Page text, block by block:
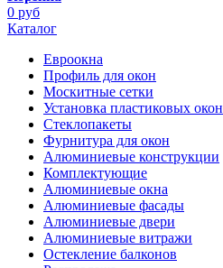
0 руб
Каталог
Евроокна
Профиль для окон
Москитные сетки
Установка пластиковых окон
Стеклопакеты
Фурнитура для окон
Алюминиевые конструкции
Комплектующие
Алюминиевые окна
Алюминиевые фасады
Алюминиевые двери
Алюминиевые витражи
Остекление балконов